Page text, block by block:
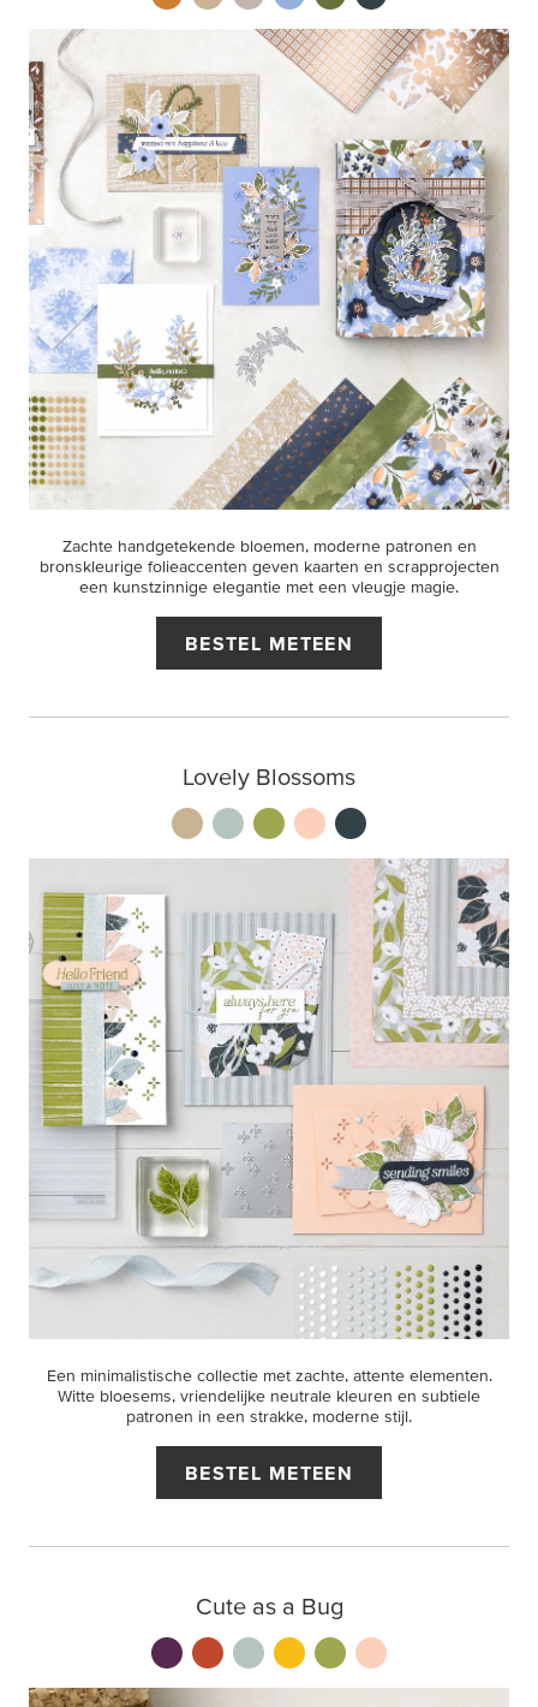
Zachte handgetekende bloemen, moderne patronen en
bronskleurige folieaccenten geven kaarten en scrapprojecten
een kunstzinnige elegantie met een vleugje magie.
BESTEL METEEN
Lovely Blossoms
Een minimalistische collectie met zachte, attente elementen.
Witte bloesems, vriendelijke neutrale kleuren en subtiele
patronen in een strakke, moderne stijl.
BESTEL METEEN
Cute as a Bug